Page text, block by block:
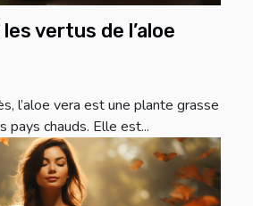
vertus de l’aloe
l’aloe vera est une plante grasse
pays chauds. Elle est...